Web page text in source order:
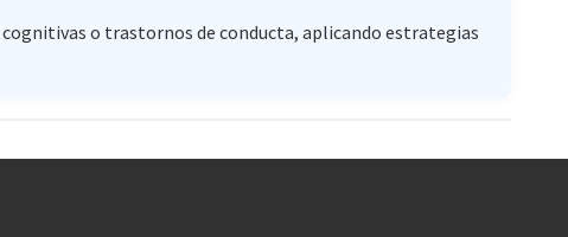
o trastornos de conducta, aplicando estrategias